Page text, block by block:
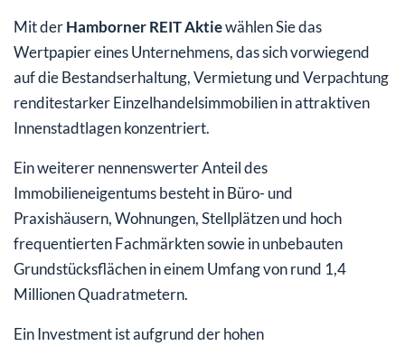
Mit derHamborner REIT Aktiewählen Sie das
Wertpapier eines Unternehmens, das sich vorwiegend
auf die Bestandserhaltung, Vermietung und Verpachtung
renditestarker Einzelhandelsimmobilien in attraktiven
Innenstadtlagen konzentriert.
Ein weiterer nennenswerter Anteil des
Immobilieneigentums besteht in Büro- und
Praxishäusern, Wohnungen, Stellplätzen und hoch
frequentierten Fachmärkten sowie in unbebauten
Grundstücksflächen in einem Umfang von rund 1,4
Millionen Quadratmetern.
Ein Investment ist aufgrund der hohen